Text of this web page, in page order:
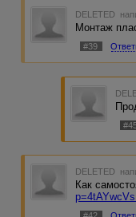
DELETED
Монтаж
#39
DELETED
Как